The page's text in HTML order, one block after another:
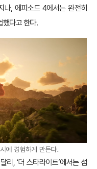
나, 에피소드 4에서는 완전히
했다고 한다.
에 경험하게 만든다.
리, ‘더 스타라이트’에서는 섬